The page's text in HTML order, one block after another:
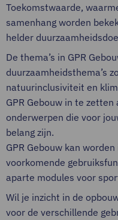
Toekomstwaarde,
samenhang worden
helder
De thema’s in GPR
duurzaamheidsthema’s
natuurinclusiviteit en
GPR Gebouw in te
onderwerpen die voor
belang zijn.
GPR Gebouw kan
voorkomende
aparte modules voor
Wil je inzicht in de
voor de verschillende